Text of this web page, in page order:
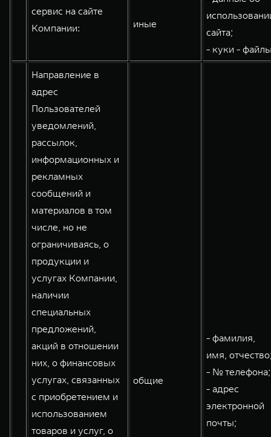
WEY 80
Масштаб возможностей Масштаб возможностей
от 8 099 000 ₽
сервис на сайте
Компании:
иные
сайта;
- куки -
Направление в
адрес
Пользователей
уведомлений,
рассылок,
информационных и
рекламных
сообщений и
материалов в том
числе, но не
ограничиваясь, о
продукции и
услугах Компании,
наличии
специальных
предложений,
акций в отношении
них, о финансовых
услугах, связанных
с приобретением и
использованием
товаров и услуг, о
общие
- фамилия,
имя,
- № телефона;
- адрес
электронной
почты;